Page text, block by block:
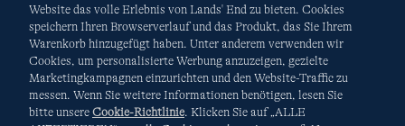
AGB Datenschutz & Sicherheit
Cookies-Ich möchte auswählen Site Map
Internationale Websites
Website das volle Erlebnis von Lands' End zu bieten. Cookies
speichern Ihren Browserverlauf und das Produkt, das Sie Ihrem
Warenkorb hinzugefügt haben. Unter anderem verwenden wir
Cookies, um personalisierte Werbung anzuzeigen, gezielte
Marketingkampagnen einzurichten und den Website-Traffic zu
messen. Wenn Sie weitere Informationen benötigen, lesen Sie
bitte unsere Cookie-Richtlinie. Klicken Sie auf „ALLE